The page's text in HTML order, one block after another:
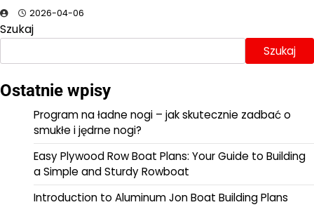
2026-04-06
Szukaj
Szukaj
Ostatnie wpisy
Program na ładne nogi – jak skutecznie zadbać o
smukłe i jędrne nogi?
Easy Plywood Row Boat Plans: Your Guide to Building
a Simple and Sturdy Rowboat
Introduction to Aluminum Jon Boat Building Plans